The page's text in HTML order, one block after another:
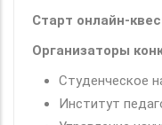
Старт онлайн-
Организаторы
Студенческое
Институт